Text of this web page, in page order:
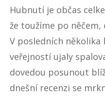
Hubnutí je občas
že toužíme po něčem,
V posledních několika
veřejností ujaly
dovedou posunout
dnešní recenzi se